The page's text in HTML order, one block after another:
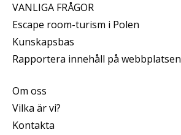
VANLIGA FRÅGOR
Escape room-turism i Polen
Kunskapsbas
Rapportera innehåll på webbplatsen
Om oss
Vilka är vi?
Kontakta